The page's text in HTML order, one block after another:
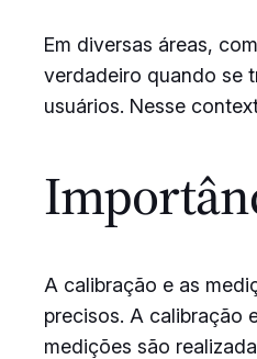
Em diversas áreas,
verdadeiro quando se
usuários. Nesse
A calibração e as
precisos. A calibração
medições são